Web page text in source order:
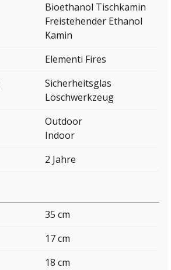
Bioethanol Tischkamin
Freistehender Ethanol
Kamin
Elementi Fires
Sicherheitsglas
Löschwerkzeug
Outdoor
Indoor
2 Jahre
35 cm
17 cm
18 cm